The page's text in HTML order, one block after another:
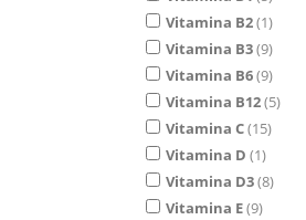
Vitamina B2 1
Vitamina B3 9
Vitamina B6 9
Vitamina B12 5
Vitamina C 15
Vitamina D 1
Vitamina D3 8
Vitamina E 9